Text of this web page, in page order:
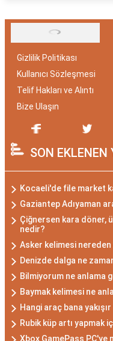
Gizlilik Politikası
Kullanıcı Sözleşmesi
Telif Hakları ve Alıntı
Bize Ulaşın
SON EKLENEN
Kocaeli'de file market
Gaziantep Adıyaman
Çiğnersen kara döner,
nedir?
Asker kelimesi nereden
Denizde dalga ne
Bilmiyorum ne anlama
Baymak kelimesi ne
Hangi araç bana
Rubik küp artı yapmak
Xbox GamePass PC'ye